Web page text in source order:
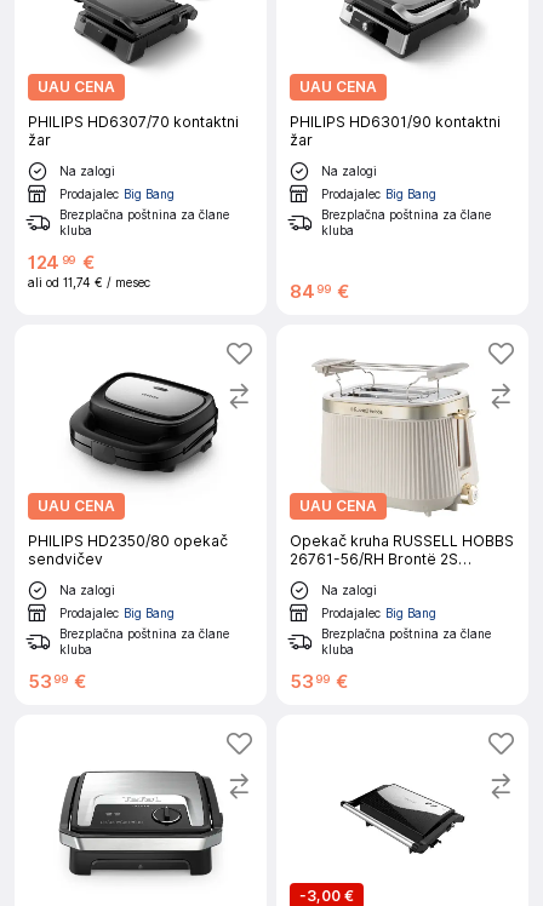
UAU CENA
PHILIPS HD6307/70 kontaktni
žar
Na zalogi
Prodajalec Big Bang
Brezplačna poštnina za člane
kluba
124 99 €
ali od 11,74 € / mesec
UAU CENA
PHILIPS HD6301/90 kontaktni
žar
Na zalogi
Prodajalec Big Bang
Brezplačna poštnina za člane
kluba
84 99 €
UAU CENA
PHILIPS HD2350/80 opekač
sendvičev
Na zalogi
Prodajalec Big Bang
Brezplačna poštnina za člane
kluba
53 99 €
UAU CENA
Opekač kruha RUSSELL HOBBS
26761-56/RH Brontë 2S
Toaster Stone
Na zalogi
Prodajalec Big Bang
Brezplačna poštnina za člane
kluba
53 99 €
-3,00 €